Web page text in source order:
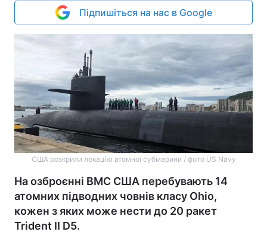
Підпишіться на нас в Google
США розкрили локацію атомної субмарини / фото US Navy
На озброєнні ВМС США перебувають 14
атомних підводних човнів класу Ohio,
кожен з яких може нести до 20 ракет
Trident II D5.